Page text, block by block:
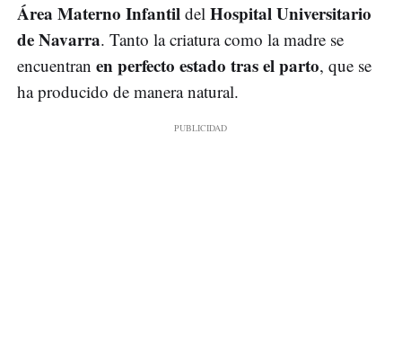
Área Materno Infantil del Hospital Universitario
de Navarra. Tanto la criatura como la madre se
encuentran en perfecto estado tras el parto, que se
ha producido de manera natural.